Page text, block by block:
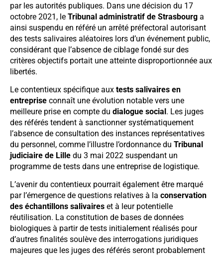
par les autorités publiques. Dans une décision du 17
octobre 2021, le Tribunal administratif de Strasbourg a
ainsi suspendu en référé un arrêté préfectoral autorisant
des tests salivaires aléatoires lors d’un événement public,
considérant que l’absence de ciblage fondé sur des
critères objectifs portait une atteinte disproportionnée aux
libertés.
Le contentieux spécifique aux tests salivaires en
entreprise connaît une évolution notable vers une
meilleure prise en compte du dialogue social. Les juges
des référés tendent à sanctionner systématiquement
l’absence de consultation des instances représentatives
du personnel, comme l’illustre l’ordonnance du Tribunal
judiciaire de Lille du 3 mai 2022 suspendant un
programme de tests dans une entreprise de logistique.
L’avenir du contentieux pourrait également être marqué
par l’émergence de questions relatives à la conservation
des échantillons salivaires et à leur potentielle
réutilisation. La constitution de bases de données
biologiques à partir de tests initialement réalisés pour
d’autres finalités soulève des interrogations juridiques
majeures que les juges des référés seront probablement